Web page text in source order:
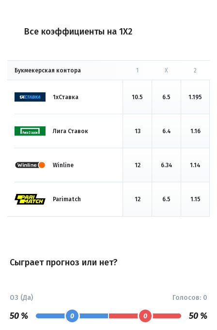
Все коэффициенты на 1X2
Букмекерская контора 1 X 2
1хСтавка 10.5 6.5 1.195
Лига Ставок 13 6.4 1.16
Winline 12 6.34 1.14
Parimatch 12 6.5 1.15
Сыграет прогноз или нет?
ОЗ (Да) Голосов: 0
50 % 0 0 50 %